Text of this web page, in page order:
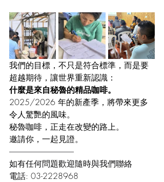
我們的目標，不只是符合標準，而是要
超越期待，讓世界重新認識：
什麼是來自秘魯的精品咖啡。
2025/2026 年的新產季，將帶來更多
令人驚艷的風味。
秘魯咖啡，正走在改變的路上。
邀請你，一起見證。
------------------------------------------
如有任何問題歡迎隨時與我們聯絡
電話: 03-2228968